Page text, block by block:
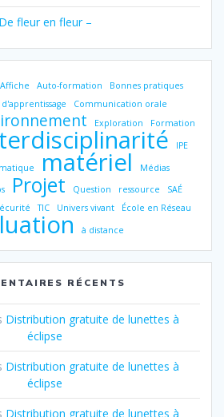
De fleur en fleur –
Affiche Auto-formation
Bonnes pratiques
Communication orale
Exploration
Formation
IPE
matériel
Médias
Projet Question ressource
SAÉ
TIC Univers vivant École en Réseau
à distance
RÉCENTS
Distribution gratuite de lunettes à
éclipse
Distribution gratuite de lunettes à
éclipse
Distribution gratuite de lunettes à